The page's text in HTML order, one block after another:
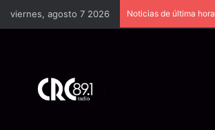
viernes, agosto 7 2026 Noticias de última hora